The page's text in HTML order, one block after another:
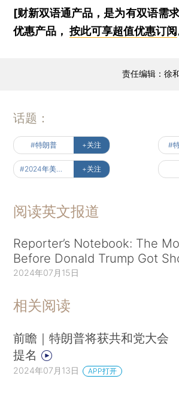
[财新双语通产品，是为有双语需
优惠产品，按此可享超值优惠订阅
责任编辑：徐
话题：
#特朗普 +关注 #
+关注
阅读英文报道
Reporter’s Notebook: The
Before Donald Trump Got
2024年07月15日
相关阅读
前瞻｜特朗普将获共和党大会
提名
2024年07月13日 APP打开